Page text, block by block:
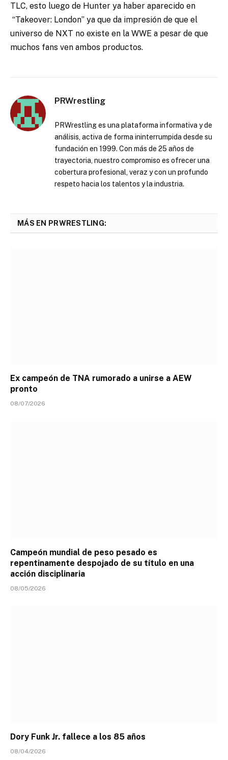
TLC, esto luego de Hunter ya haber aparecido en
“Takeover: London” ya que da impresión de que el
universo de NXT no existe en la WWE a pesar de que
muchos fans ven ambos productos.
PRWrestling
PRWrestling es una plataforma informativa y de
análisis, activa de forma ininterrumpida desde su
fundación en 1999. Con más de 25 años de
trayectoria, nuestro compromiso es ofrecer una
cobertura profesional, veraz y con un profundo
respeto hacia los talentos y la industria.
MÁS EN PRWRESTLING:
Ex campeón de TNA rumorado a unirse a AEW
pronto
08/07/2026
Campeón mundial de peso pesado es
repentinamente despojado de su título en una
acción disciplinaria
08/05/2026
Dory Funk Jr. fallece a los 85 años
08/04/2026